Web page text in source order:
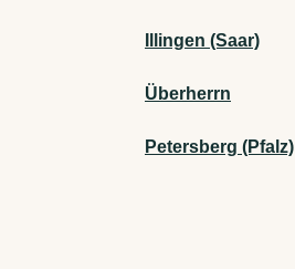
Illingen (Saar)
Überherrn
Petersberg (Pfalz)